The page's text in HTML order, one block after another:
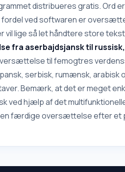
distribueres gratis. Ord
ved softwaren er
lige så let håndtere store
fra aserbajdsjansk til
til femogtres
serbisk, rumænsk, arabisk
Bemærk, at det er meget
ved hjælp af det
færdige oversættelse efter et